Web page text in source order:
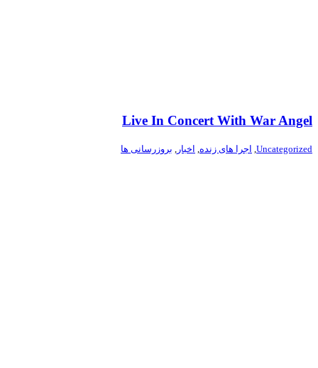
Live In Concert With War Angel
Uncategorized
, اجرا های زنده, اخبار , بروزرسانی ها